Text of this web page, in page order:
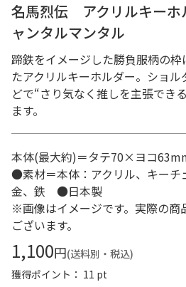
名馬烈伝 アクリルキーホ
ャンタルマンタル
蹄鉄をイメージした勝負服柄の
たアクリルキーホルダー。ショ
どで“さり気なく推しを主張でき
ます。
本体(最大約)＝タテ70×ヨコ
●素材＝本体：アクリル、キーチ
金、鉄 ●日本製
※画像はイメージです。実際の商
ございます。
1,100円(送料別・税込)
獲得ポイント： 11 pt